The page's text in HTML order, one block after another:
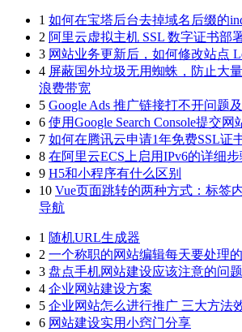
1 如何在宝塔后台去掉域名后缀的
2 阿里云虚拟主机 SSL 数字证书部
3 网站业务更新后，如何修改站点
4 屏蔽国外垃圾无用蜘蛛，防止大
浪费带宽
5 Google Ads 推广链接打不开问题
6 使用Google Search Console提交
7 如何在腾讯云申请1年免费SSL证
8 在阿里云ECS上启用IPv6的详细步
9 H5和小程序有什么区别
10 Vue页面跳转的两种方式：标签
导航
1 随机URL生成器
2 一个称职的网站编辑每天要处理
3 盘点手机网站建设应该注意的问题
4 企业网站建设方案
5 企业网站怎么进行推广 三大方法
6 网站建设实用小窍门分享